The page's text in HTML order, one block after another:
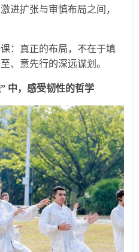
进扩张与审慎布局之间，
真正的布局，不在于填
、意先行的深远谋划。
中，感受韧性的哲学